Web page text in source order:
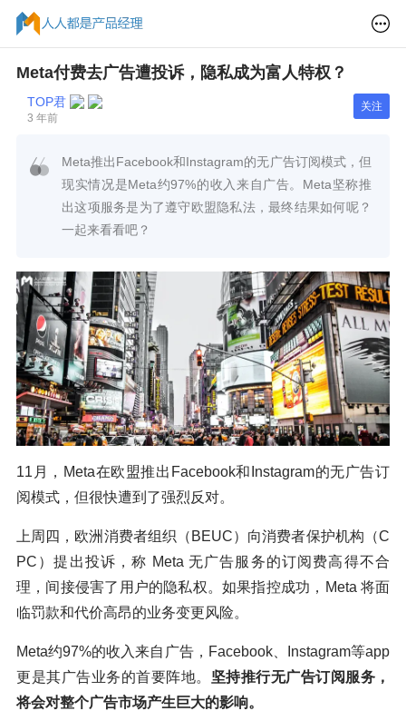
Meta付费去广告遭投诉，隐私成为富人特权？
TOP君
3 年前
关注
Meta推出Facebook和Instagram的无广告订阅模式，但
现实情况是Meta约97%的收入来自广告。Meta坚称推
出这项服务是为了遵守欧盟隐私法，最终结果如何呢？
一起来看看吧？
11月，Meta在欧盟推出Facebook和Instagram的无广告订
阅模式，但很快遭到了强烈反对。
上周四，欧洲消费者组织（BEUC）向消费者保护机构（C
PC）提出投诉，称 Meta 无广告服务的订阅费高得不合
理，间接侵害了用户的隐私权。如果指控成功，Meta 将面
临罚款和代价高昂的业务变更风险。
Meta约97%的收入来自广告，Facebook、Instagram等app
更是其广告业务的首要阵地。 坚持推行无广告订阅服务，
将会对整个广告市场产生巨大的影响。